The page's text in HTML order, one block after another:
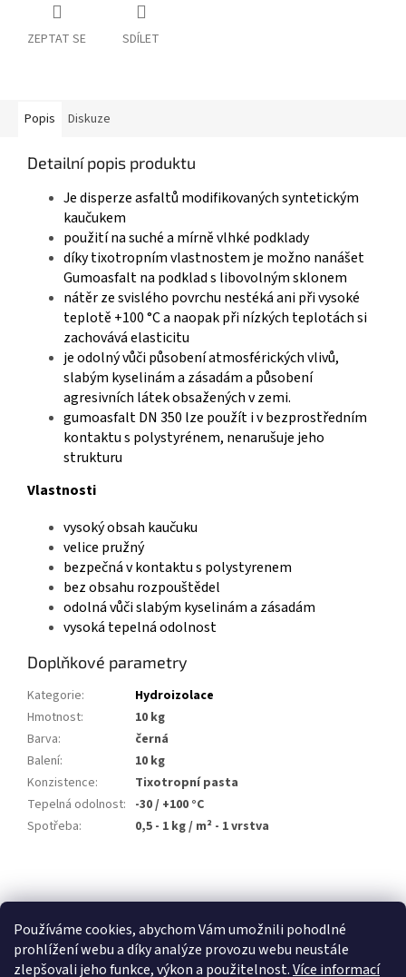
Používáme cookies, abychom Vám umožnili pohodlné
prohlížení webu a díky analýze provozu webu neustále
zlepšovali jeho funkce, výkon a použitelnost.Více informací
ZEPTAT SE SDÍLET
Popis Diskuze
Detailní popis produktu
Je disperze asfaltů modifikovaných syntetickým
kaučukem
použití na suché a mírně vlhké podklady
díky tixotropním vlastnostem je možno nanášet
Gumoasfalt na podklad s libovolnýmsklonem
nátěr ze svislého povrchu nestéká ani při vysoké
teplotě +100 °C a naopak při nízkých teplotách si
zachovává elasticitu
je odolný vůči působení atmosférických vlivů,
slabým kyselináma zásadám a působení
agresivních látek obsažených v zemi.
gumoasfalt DN 350 lze použít i vbezprostředním
kontaktu s polystyrénem, nenarušuje jeho
strukturu
Vlastnosti
vysoký obsah kaučuku
velice pružný
bezpečná v kontaktu s polystyrenem
bez obsahu rozpouštědel
odolná vůči slabým kyselinám a zásadám
vysoká tepelná odolnost
Doplňkové parametry
Kategorie:
Hydroizolace
Hmotnost:
10 kg
Barva:
černá
Balení:
10 kg
Konzistence:
Tixotropní pasta
Tepelná odolnost: -30 / +100 °C
Spotřeba: 0,5 - 1 kg / m² - 1 vrstva
á